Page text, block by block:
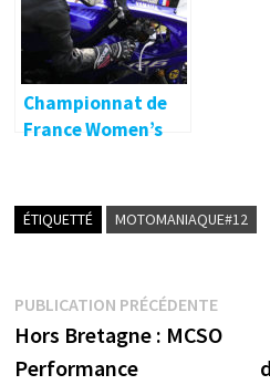
Championnat de
France Women’s
ÉTIQUETTÉ MOTOMANIAQUE#12
Navigation
de
PUBLICATION PRÉCÉDENTE
Hors Bretagne : MCSO
Performance